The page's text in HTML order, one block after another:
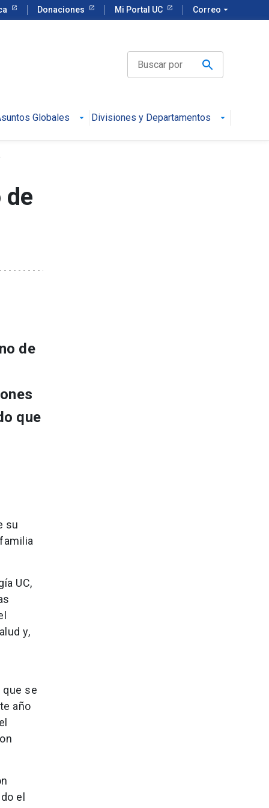
Donaciones Mi Portal UC Correo arrow_drop_down
Globales Divisiones y Departamentos
de
de
que
su
UC,
y,
que se
año
el